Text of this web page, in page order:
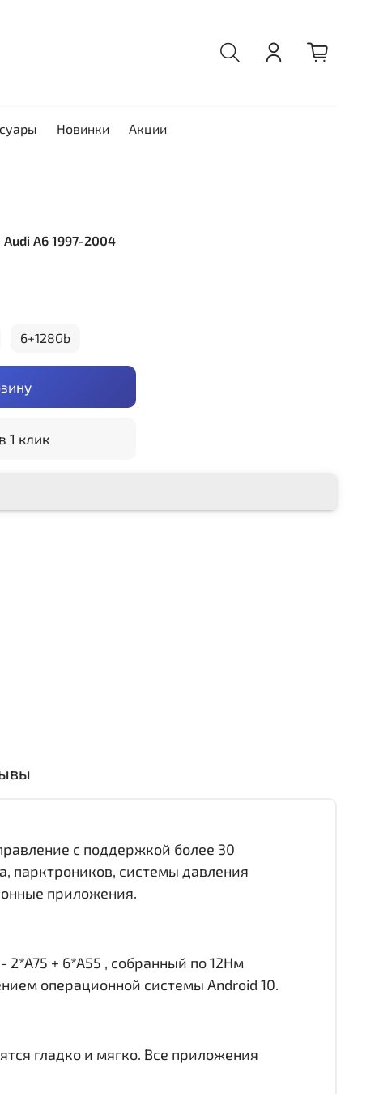
Новинки Акции
Audi A6 1997-2004
1 клик
6+128Gb
с поддержкой более 30
парктроников, системы давления
приложения.
2*A75 + 6*A55 , собранный по 12Нм
операционной системы Android 10.
гладко и мягко. Все приложения